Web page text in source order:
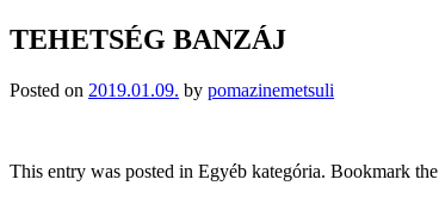
TEHETSÉG BANZÁJ
Posted on 2019.01.09. by pomazinemetsuli
This entry was posted in Egyéb kategória. Bookmark the